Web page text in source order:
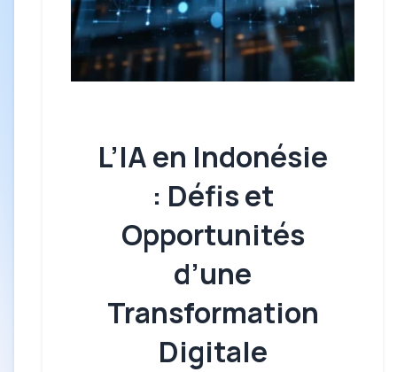
L’IA en Indonésie
: Défis et
Opportunités
d’une
Transformation
Digitale